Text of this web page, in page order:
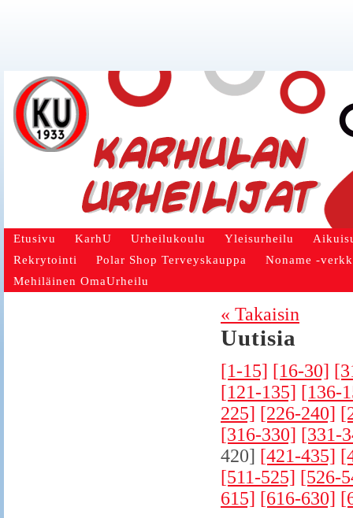
Etusivu KarhU Urheilukoulu Yleisurheilu
Rekrytointi
Polar Shop Terveyskauppa
Noname -
Mehiläinen OmaUrheilu
« Takaisin
Uutisia
[1-15] [16-30]
[121-135] [136-
225] [226-240]
[316-330] [331-
420] [421-435]
[511-525] [526-
615] [616-630]